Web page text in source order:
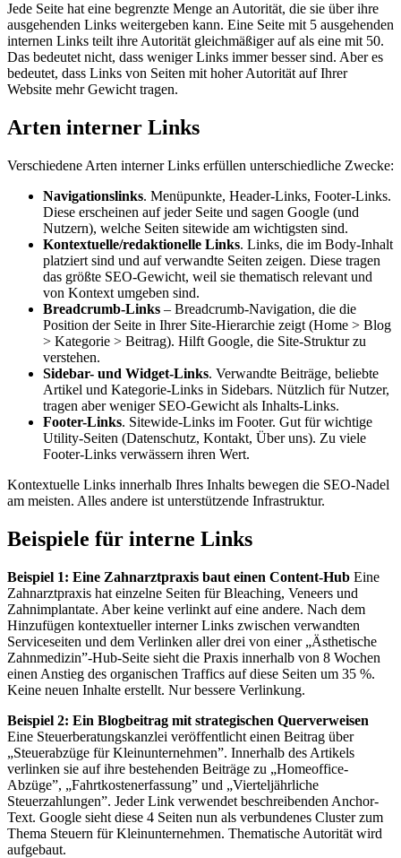
Jede Seite hat eine begrenzte Menge an Autorität, die sie über ihre
ausgehenden Links weitergeben kann. Eine Seite mit 5 ausgehenden
internen Links teilt ihre Autorität gleichmäßiger auf als eine mit 50.
Das bedeutet nicht, dass weniger Links immer besser sind. Aber es
bedeutet, dass Links von Seiten mit hoher Autorität auf Ihrer
Website mehr Gewicht tragen.
Arten interner Links
Verschiedene Arten interner Links erfüllen unterschiedliche Zwecke:
Navigationslinks. Menüpunkte, Header-Links, Footer-Links.
Diese erscheinen auf jeder Seite und sagen Google (und
Nutzern), welche Seiten sitewide am wichtigsten sind.
Kontextuelle/redaktionelle Links. Links, die im Body-Inhalt
platziert sind und auf verwandte Seiten zeigen. Diese tragen
das größte SEO-Gewicht, weil sie thematisch relevant und
von Kontext umgeben sind.
Breadcrumb-Links – Breadcrumb-Navigation, die die
Position der Seite in Ihrer Site-Hierarchie zeigt (Home > Blog
> Kategorie > Beitrag). Hilft Google, die Site-Struktur zu
verstehen.
Sidebar- und Widget-Links. Verwandte Beiträge, beliebte
Artikel und Kategorie-Links in Sidebars. Nützlich für Nutzer,
tragen aber weniger SEO-Gewicht als Inhalts-Links.
Footer-Links. Sitewide-Links im Footer. Gut für wichtige
Utility-Seiten (Datenschutz, Kontakt, Über uns). Zu viele
Footer-Links verwässern ihren Wert.
Kontextuelle Links innerhalb Ihres Inhalts bewegen die SEO-Nadel
am meisten. Alles andere ist unterstützende Infrastruktur.
Beispiele für interne Links
Beispiel 1: Eine Zahnarztpraxis baut einen Content-Hub Eine
Zahnarztpraxis hat einzelne Seiten für Bleaching, Veneers und
Zahnimplantate. Aber keine verlinkt auf eine andere. Nach dem
Hinzufügen kontextueller interner Links zwischen verwandten
Serviceseiten und dem Verlinken aller drei von einer „Ästhetische
Zahnmedizin”-Hub-Seite sieht die Praxis innerhalb von 8 Wochen
einen Anstieg des organischen Traffics auf diese Seiten um 35 %.
Keine neuen Inhalte erstellt. Nur bessere Verlinkung.
Beispiel 2: Ein Blogbeitrag mit strategischen Querverweisen
Eine Steuerberatungskanzlei veröffentlicht einen Beitrag über
„Steuerabzüge für Kleinunternehmen”. Innerhalb des Artikels
verlinken sie auf ihre bestehenden Beiträge zu „Homeoffice-
Abzüge”, „Fahrtkostenerfassung” und „Vierteljährliche
Steuerzahlungen”. Jeder Link verwendet beschreibenden Anchor-
Text. Google sieht diese 4 Seiten nun als verbundenes Cluster zum
Thema Steuern für Kleinunternehmen. Thematische Autorität wird
aufgebaut.